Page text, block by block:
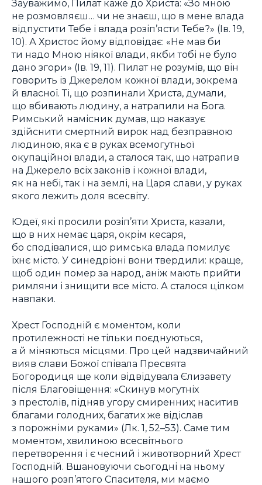
Зауважимо, Пилат каже до Христа: «Зо мною
не розмовляєш… чи не знаєш, що в мене влада
відпустити Тебе і влада розіп’ясти Тебе?» (Ів. 19,
10). А Христос йому відповідає: «Не мав би
ти надо Мною ніякої влади, якби тобі не було
дано згори» (Ів. 19, 11). Пилат не розумів, що він
говорить із Джерелом кожної влади, зокрема
й власної. Ті, що розпинали Христа, думали,
що вбивають людину, а натрапили на Бога.
Римський намісник думав, що наказує
здійснити смертний вирок над безправною
людиною, яка є в руках всемогутньої
окупаційної влади, а сталося так, що натрапив
на Джерело всіх законів і кожної влади,
як на небі, так і на землі, на Царя слави, у руках
якого лежить доля всесвіту.
Юдеї, які просили розіп’яти Христа, казали,
що в них немає царя, окрім кесаря,
бо сподівалися, що римська влада помилує
їхнє місто. У синедріоні вони твердили: краще,
щоб один помер за народ, аніж мають прийти
римляни і знищити все місто. А сталося цілком
навпаки.
Хрест Господній є моментом, коли
протилежності не тільки поєднуються,
а й міняються місцями. Про цей надзвичайний
вияв слави Божої співала Пресвята
Богородиця ще коли відвідувала Єлизавету
після Благовіщення: «Скинув могутніх
з престолів, підняв угору смиренних; наситив
благами голодних, багатих же відіслав
з порожніми руками» (Лк. 1, 52–53). Саме тим
моментом, хвилиною всесвітнього
перетворення і є чесний і животворний Хрест
Господній. Вшановуючи сьогодні на ньому
нашого розп’ятого Спасителя, ми маємо